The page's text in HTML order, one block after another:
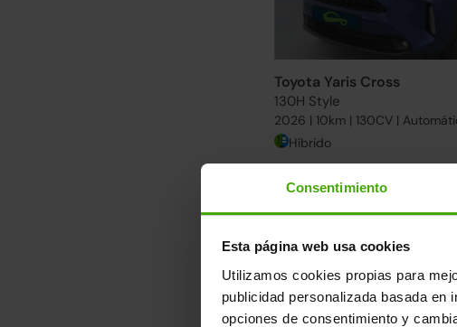
Consentimiento
Esta página web usa cookies
Utilizamos cookies propias para
publicidad personalizada basada
opciones de consentimiento y
Toyota Yaris Cross
130H Style
2026 | 10km | 130CV |
Híbrido
Descubre otra
Desde 292€/mes.
Ver más Toyota Yaris Cross
↓ 600€